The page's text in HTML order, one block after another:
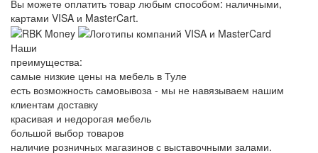
Вы можете оплатить товар любым способом: наличными,
картами VISA и MasterCart.
Наши
преимущества:
самые низкие цены на мебель в Туле
есть возможность самовывоза - мы не навязываем нашим
клиентам доставку
красивая и недорогая мебель
большой выбор товаров
наличие розничных магазинов с выставочными залами.